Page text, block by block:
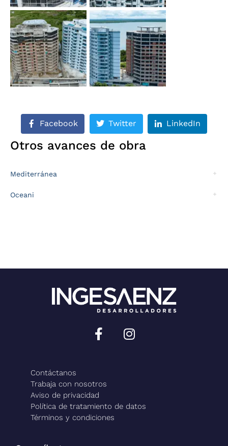
Facebook Twitter LinkedIn
Otros avances de obra
Mediterránea
Oceani
Contáctanos
Trabaja con nosotros
Aviso de privacidad
Política de tratamiento de datos
Términos y condiciones